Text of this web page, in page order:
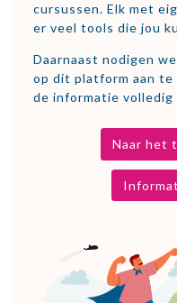
cursussen. Elk met
er veel tools die jou
Daarnaast nodigen
op dit platform aan te
de informatie volledig
Naar het